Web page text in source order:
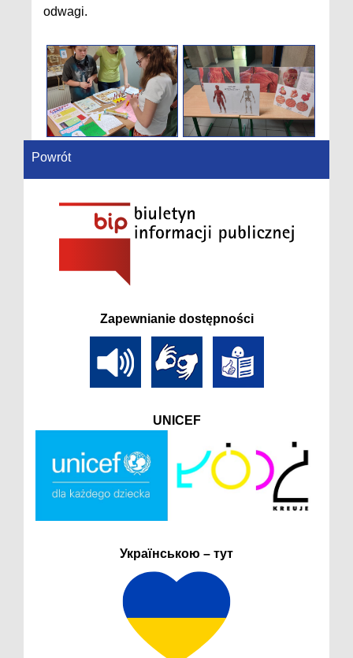
odwagi.
Powrót
Zapewnianie dostępności
UNICEF
Українською – тут